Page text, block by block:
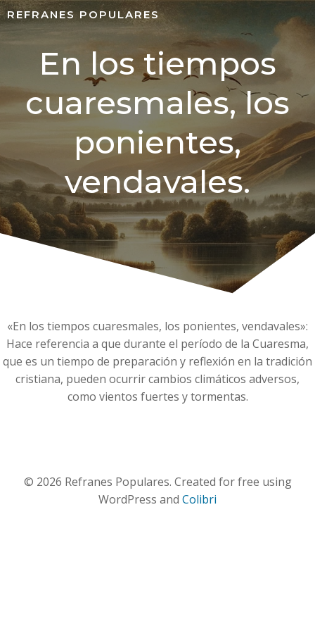
REFRANES POPULARES
En los tiempos
cuaresmales, los
ponientes,
vendavales.
«En los tiempos cuaresmales, los ponientes, vendavales»:
Hace referencia a que durante el período de la Cuaresma,
que es un tiempo de preparación y reflexión en la tradición
cristiana, pueden ocurrir cambios climáticos adversos,
como vientos fuertes y tormentas.
© 2026 Refranes Populares. Created for free using
WordPress and Colibri